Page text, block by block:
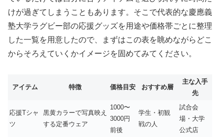
けが過ぎてしまうこともあります。そこで代表的な慶應義
塾大学ラグビー部の応援グッズを用途や価格帯ごとに整理
した一覧を用意したので、まずはこの表を眺めながらどこ
からそろえていくかイメージを固めてみてください。
アイテム 特徴 価格目安 おすすめ層
主な入手
先
応援Tシャ
ツ
黒黄カラーで写真映え
する定番ウェア
1000〜
3000円
前後
学生・初観
戦の人
試合会
場・大学
公式店